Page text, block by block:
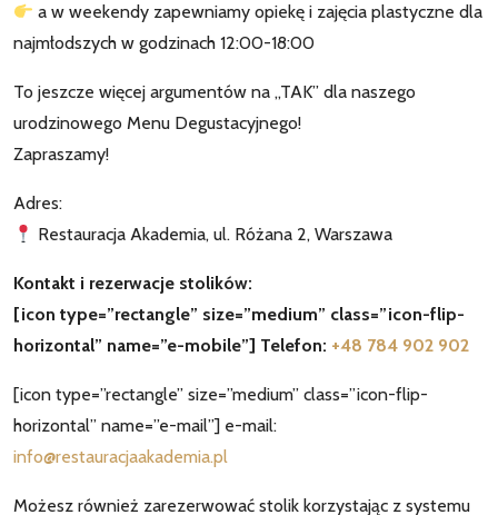
a w weekendy zapewniamy opiekę i zajęcia plastyczne dla
najmłodszych w godzinach 12:00-18:00
To jeszcze więcej argumentów na „TAK” dla naszego
urodzinowego Menu Degustacyjnego!
Zapraszamy!
Adres:
Restauracja Akademia, ul. Różana 2, Warszawa
Kontakt i rezerwacje stolików:
[icon type=”rectangle” size=”medium” class=”icon-flip-
horizontal” name=”e-mobile”] Telefon: +48 784 902 902
[icon type=”rectangle” size=”medium” class=”icon-flip-
horizontal” name=”e-mail”] e-mail:
info@restauracjaakademia.pl
Możesz również zarezerwować stolik korzystając z systemu